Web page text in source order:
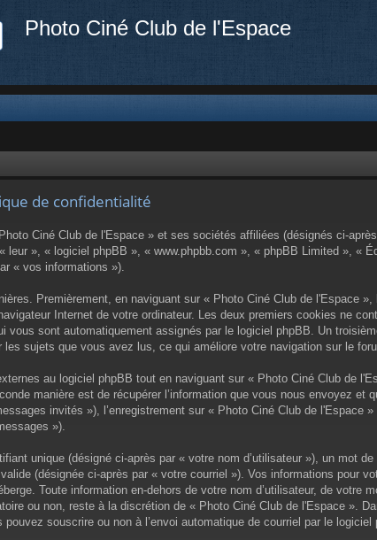
Photo Ciné Club de l'Espace
de confidentialité
Ciné Club de l'Espace » et ses sociétés affiliées (désignés ci-
», « logiciel phpBB », « www.phpbb.com », « phpBB Limited », «
« vos informations »).
Premièrement, en naviguant sur « Photo Ciné Club de l'Espace
Internet de votre ordinateur. Les deux premiers cookies ne
vous sont automatiquement assignés par le logiciel phpBB. Un
sujets que vous avez lus, ce qui améliore votre navigation sur le
au logiciel phpBB tout en naviguant sur « Photo Ciné Club de
manière est de récupérer l’information que vous nous envoyez
invités »), l’enregistrement sur « Photo Ciné Club de
»).
unique (désigné ci-après par « votre nom d’utilisateur »), un mot
(désignée ci-après par « votre courriel »). Vos informations pour
Toute information en-dehors de votre nom d’utilisateur, de
ou non, reste à la discrétion de « Photo Ciné Club de l'Espace
souscrire ou non à l’envoi automatique de courriel par le logiciel